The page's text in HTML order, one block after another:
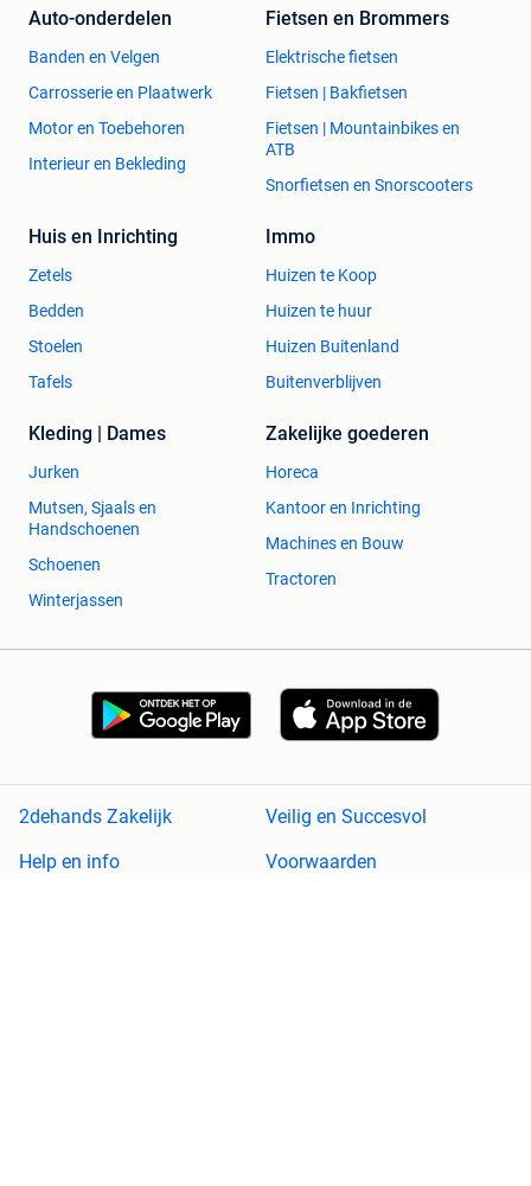
Auto-onderdelen
Banden en Velgen
Carrosserie en Plaatwerk
Motor en Toebehoren
Interieur en Bekleding
Fietsen en Brommers
Elektrische fietsen
Fietsen | Bakfietsen
Fietsen | Mountainbikes en
ATB
Snorfietsen en Snorscooters
Huis en Inrichting
Zetels
Bedden
Stoelen
Tafels
Immo
Huizen te Koop
Huizen te huur
Huizen Buitenland
Buitenverblijven
Kleding | Dames
Jurken
Mutsen, Sjaals en
Handschoenen
Schoenen
Winterjassen
Zakelijke goederen
Horeca
Kantoor en Inrichting
Machines en Bouw
Tractoren
2dehands Zakelijk
Veilig en Succesvol
Help en info
Voorwaarden